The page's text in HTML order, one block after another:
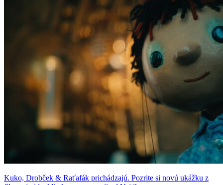
Kuko, Drobček & Raťafák prichádzajú. Pozrite si novú ukážku z